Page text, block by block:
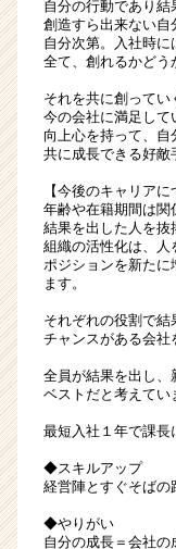
自分の行動であり結
創造すら出来ない自
自分次第。入社時に
全て、創れるかどう
それを共に創ってい
今の会社に満足して
向上心を持って、自
共に成長できる好敵
【今後のキャリアに
年齢や在籍期間は関
結果を出した人を抜
組織の活性化は、人
ポジションを新たに
ます。
それぞれの役割で結
チャンスがある会社
全員が結果を出し、
ベストだと考えてい
最短入社１年で課長
◆スキルアップ
経営陣とすぐそばの
◆やりがい
自分の成長＝会社